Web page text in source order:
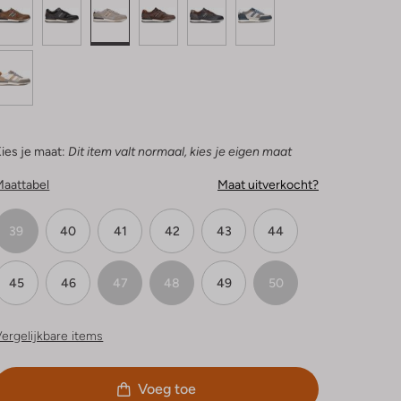
je maat: Dit item valt normaal, kies je eigen maat
Maat uitverkocht?
39 40 41 42 43 44
45 46 47 48 49 50
items
Voeg toe